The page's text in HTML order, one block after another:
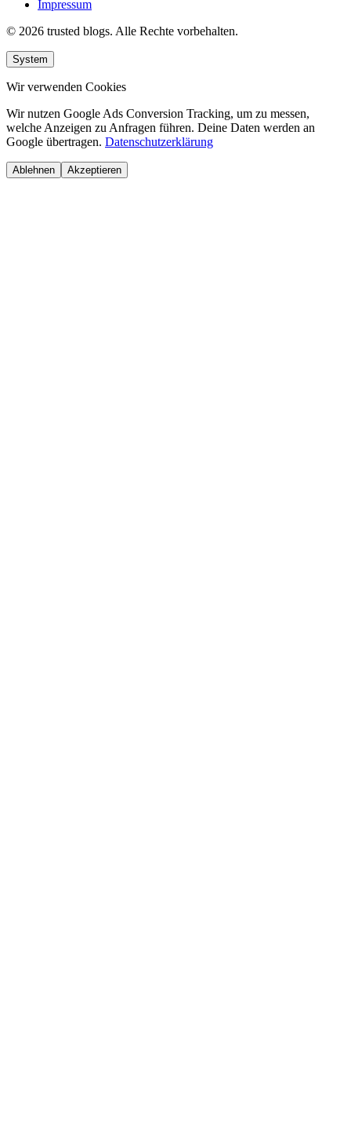
Impressum
© 2026 trusted blogs. Alle Rechte vorbehalten.
System
Wir verwenden Cookies
Wir nutzen Google Ads Conversion Tracking, um zu messen,
welche Anzeigen zu Anfragen führen. Deine Daten werden an
Google übertragen. Datenschutzerklärung
Ablehnen Akzeptieren